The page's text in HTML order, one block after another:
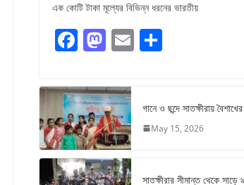
এক কোটি টাকা মূল্যের বিভিন্ন ধরনের ভারতীয়
F
c
e
b
o
o
M
st
o
d
o
n
E S
e
গানে ও ছন্দে সাতক্ষীরায়
May 15, 2026
সাতক্ষীরার সীমান্ত থেকে